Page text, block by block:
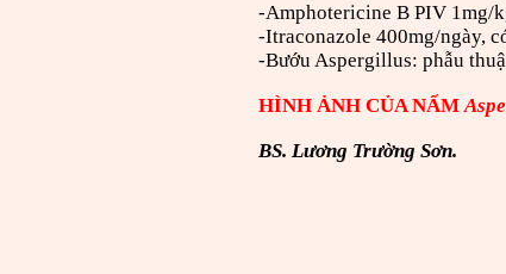
-Amphotericine B PIV 1mg/
-Itraconazole 400mg/ngày,
-Bướu Aspergillus: phẫu
HÌNH ẢNH CỦA NẤM
BS. Lương Trường Sơn.